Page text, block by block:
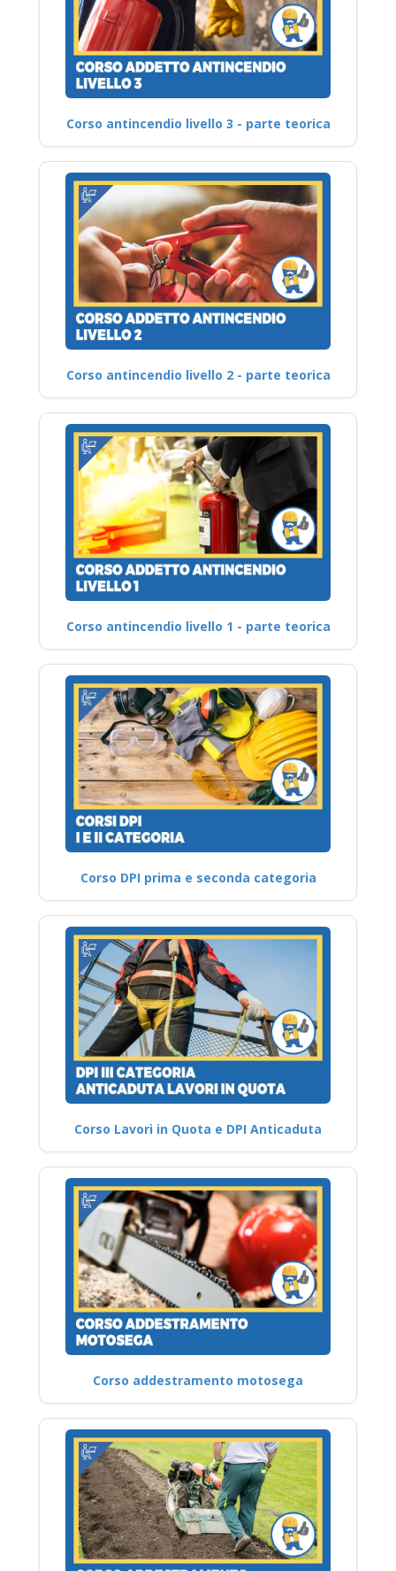
Corso antincendio livello 3 - parte teorica
Corso antincendio livello 2 - parte teorica
Corso antincendio livello 1 - parte teorica
Corso DPI prima e seconda categoria
Corso Lavori in Quota e DPI Anticaduta
Corso addestramento motosega